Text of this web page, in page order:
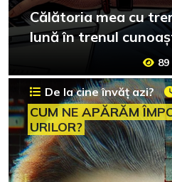
Călătoria mea cu
lună în trenul
89
De la cine învăț azi?
CUM NE APĂRĂM
URILOR?